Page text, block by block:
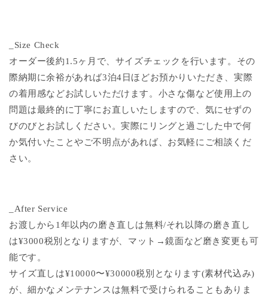
_Size Check
オーダー後約1.5ヶ月で、サイズチェックを行います。その
際納期に余裕があれば3泊4日ほどお預かりいただき、実際
の着用感などお試しいただけます。小さな傷など使用上の
問題は最終的に丁寧にお直しいたしますので、気にせずの
びのびとお試しください。実際にリングと過ごした中で何
か気付いたことやご不明点があれば、お気軽にご相談くだ
さい。
_After Service
お渡しから1年以内の磨き直しは無料/それ以降の磨き直し
は¥3000税別となりますが、マット→鏡面など磨き変更も可
能です。
サイズ直しは¥10000〜¥30000税別となります(素材代込み)
が、細かなメンテナンスは無料で受けられることもありま